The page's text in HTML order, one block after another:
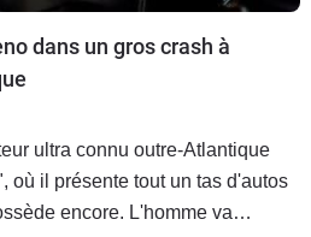
dans un gros crash à
ultra connu outre-Atlantique
où il présente tout un tas d'autos
encore. L'homme va